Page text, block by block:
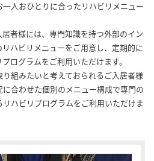
人おひとりに合ったリハビリメニュー
者様には、専門知識を持つ外部のイン
ハビリメニューをご用意し、定期的に
ログラムをご利用いただけます。
組みたいと考えておられるご入居者様
合わせた個別のメニュー構成で専門の
ハビリプログラムをご利用いただけま